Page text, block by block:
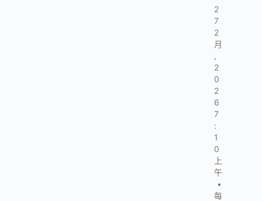
2
7
2
月
,
2
0
2
6
7
:
1
0
上
午
•
每